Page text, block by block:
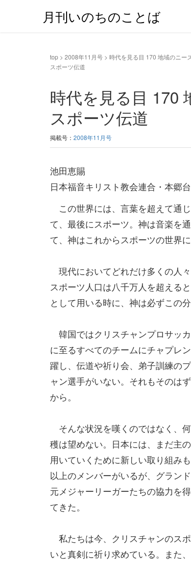
月刊いのちのことば
top > 2008年11月号 > 時代を見る目 170 地域のニー
スポーツ伝道
時代を見る目 170
スポーツ伝道
掲載号： 2008年11月号
池田恵賜
日本福音キリスト教会連合・本郷
この世界には、言葉を超えて通
て、最後にスポーツ。神は音楽を
て、神はこれからスポーツの世界
現代においてどれだけ多くの人
スポーツ人口は八千万人を超える
として用いる時に、神は必ずこの
韓国ではクリスチャンプロサッ
に至るすべてのチームにチャプレ
躍し、伝道や祈り会、弟子訓練の
ャン選手がいない。それもそのは
から。
そんな状況を嘆くのではなく、
穫は望めない。日本には、まだ主
用いていくために新しい取り組み
以上のメンバーがいるが、グラン
元メジャーリーガーたちの協力を
てきた。
私たちは今、クリスチャンのス
いと真剣に祈り求めている。また